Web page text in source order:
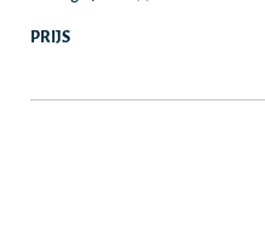
PRIJS